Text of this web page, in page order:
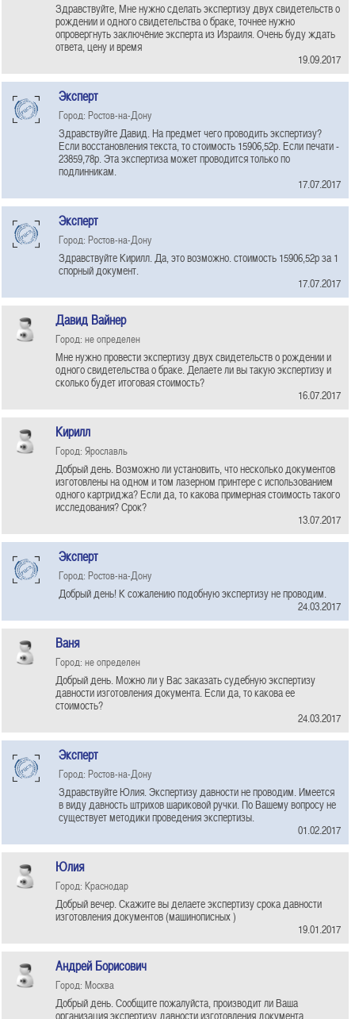
Здравствуйте, Мне нужно сделать экспертизу двух свидетельств о
рождении и одного свидетельства о браке, точнее нужно
опровергнуть заключёние эксперта из Израиля. Очень буду ждать
ответа, цену и время
19.09.2017
Эксперт
Город: Ростов-на-Дону
Здравствуйте Давид. На предмет чего проводить экспертизу?
Если восстановления текста, то стоимость 15906,52р. Если печати -
23859,78р. Эта экспертиза может проводится только по
подлинникам.
17.07.2017
Эксперт
Город: Ростов-на-Дону
Здравствуйте Кирилл. Да, это возможно. стоимость 15906,52р за 1
спорный документ.
17.07.2017
Давид Вайнер
Город: не определен
Мне нужно провести экспертизу двух свидетельств о рождении и
одного свидетельства о браке. Делаете ли вы такую экспертизу и
сколько будет итоговая стоимость?
16.07.2017
Кирилл
Город: Ярославль
Добрый день. Возможно ли установить, что несколько документов
изготовлены на одном и том лазерном принтере с использованием
одного картриджа? Если да, то какова примерная стоимость такого
исследования? Срок?
13.07.2017
Эксперт
Город: Ростов-на-Дону
Добрый день! К сожалению подобную экспертизу не проводим.
24.03.2017
Ваня
Город: не определен
Добрый день. Можно ли у Вас заказать судебную экспертизу
давности изготовления документа. Если да, то какова ее
стоимость?
24.03.2017
Эксперт
Город: Ростов-на-Дону
Здравствуйте Юлия. Экспертизу давности не проводим. Имеется
в виду давность штрихов шариковой ручки. По Вашему вопросу не
существует методики проведения экспертизы.
01.02.2017
Юлия
Город: Краснодар
Добрый вечер. Скажите вы делаете экспертизу срока давности
изготовления документов (машинописных )
19.01.2017
Андрей Борисович
Город: Москва
Добрый день. Сообщите пожалуйста, производит ли Ваша
организация экспертизу давности изготовления документа.